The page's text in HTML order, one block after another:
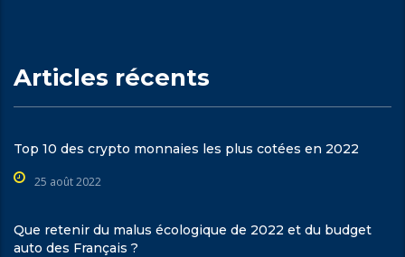
Articles récents
Top 10 des crypto monnaies les plus cotées en 2022
25 août 2022
Que retenir du malus écologique de 2022 et du budget
auto des Français ?